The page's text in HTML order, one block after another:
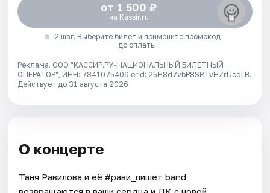
от 1 500 ₽
на Kassir.ru
2 шаг. Выберите билет и примените промокод
до оплаты
Реклама. ООО "КАССИР.РУ-НАЦИОНАЛЬНЫЙ БИЛЕТНЫЙ
ОПЕРАТОР", ИНН: 7841075409 erid: 25H8d7vbP8SRTvHZrUcdLB.
Действует до 31 августа 2026
О концерте
Таня Равилова и её #рави_пишет band